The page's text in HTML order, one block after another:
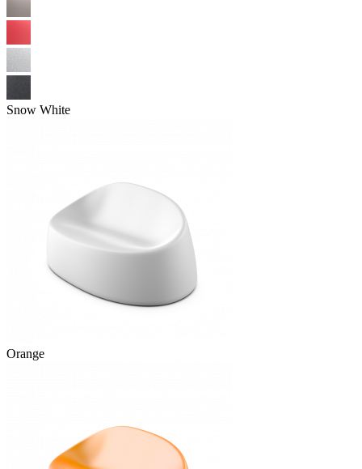
Snow White
Orange